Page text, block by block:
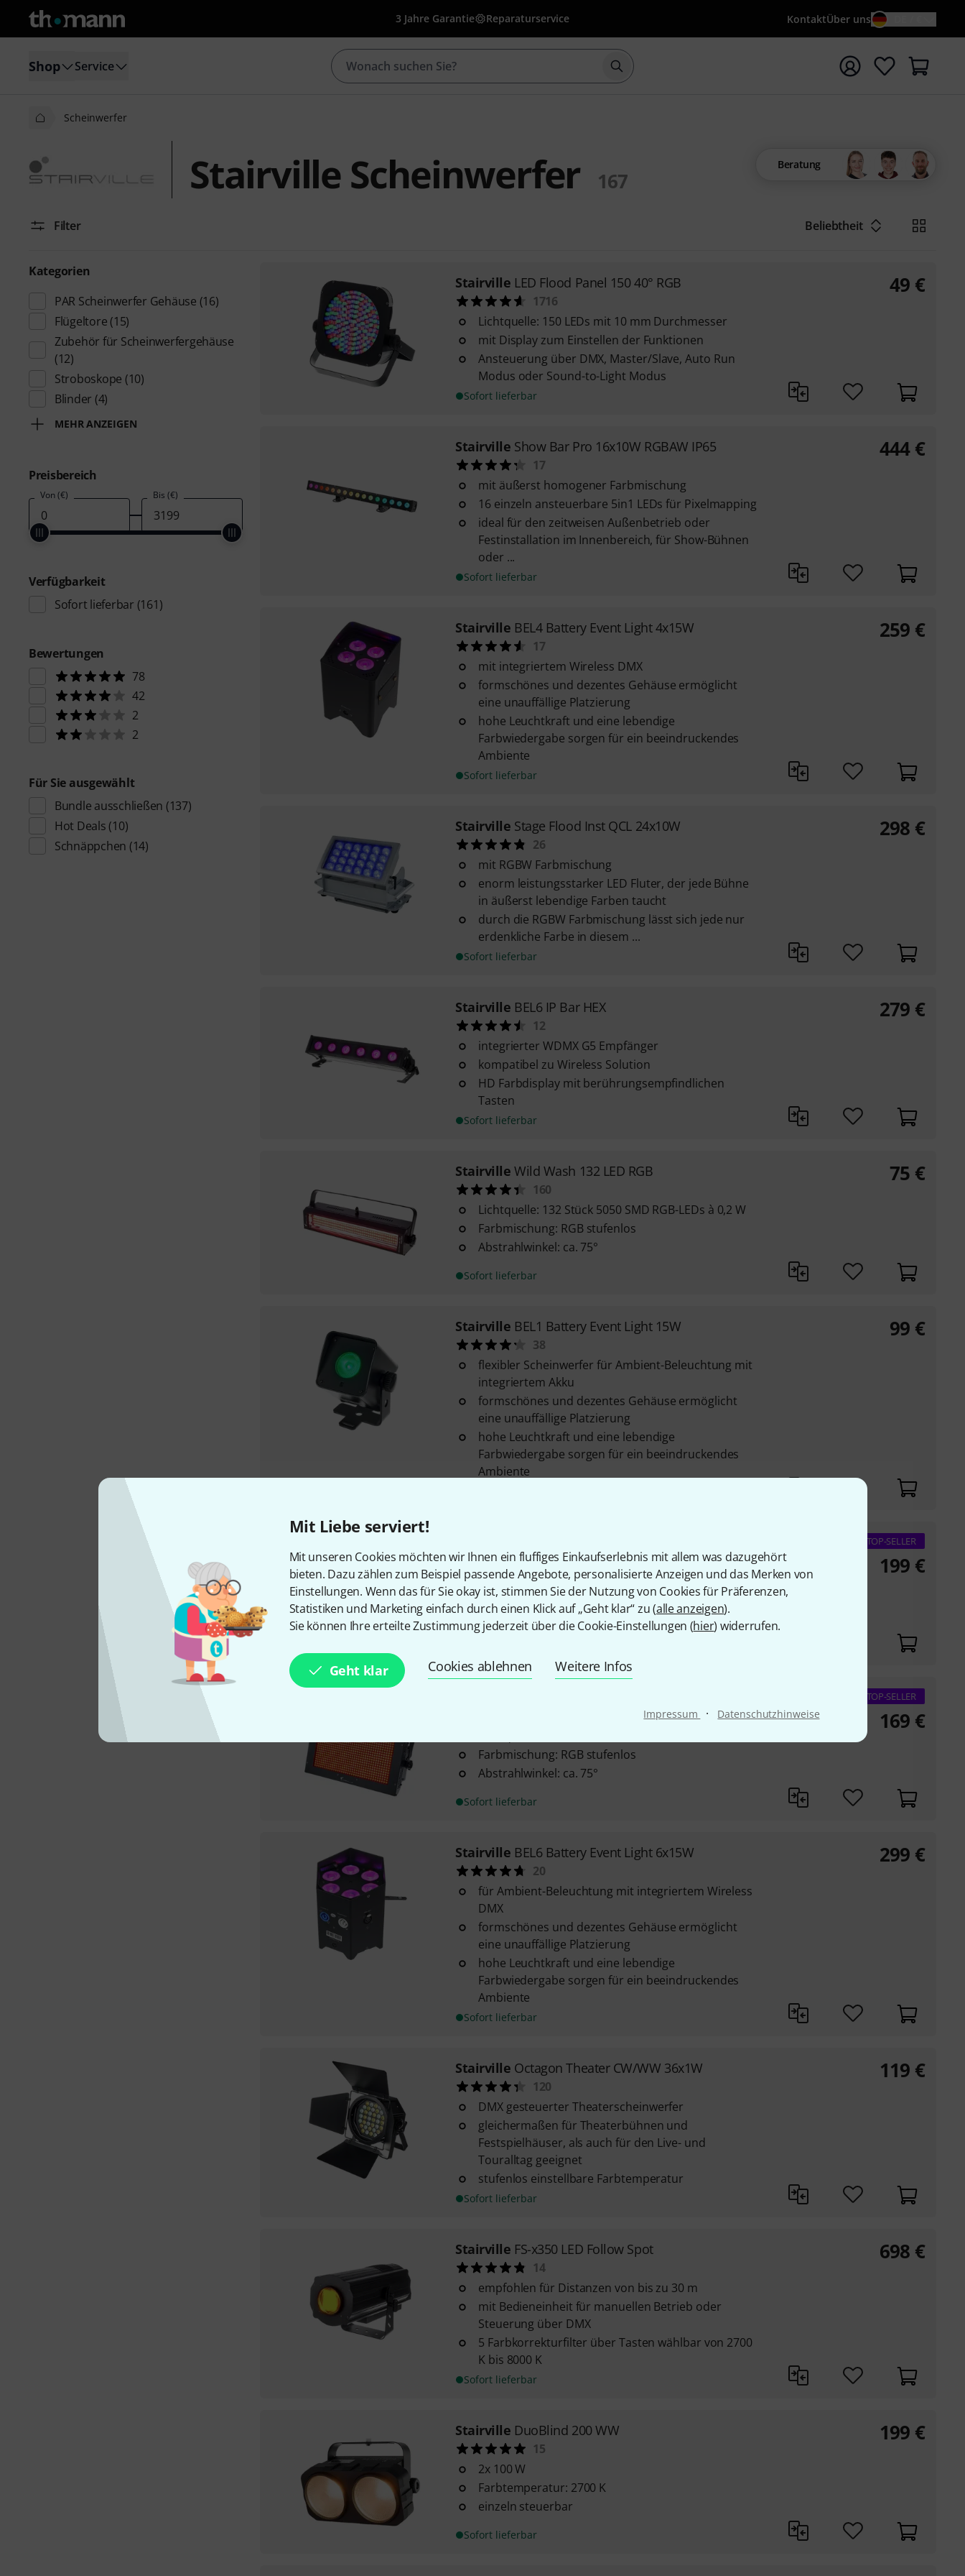
Mit Liebe serviert!
Mit unseren Cookies möchten wir Ihnen ein fluffiges Einkaufserlebnis mit allem was dazugehört
bieten. Dazu zählen zum Beispiel passende Angebote, personalisierte Anzeigen und das Merken von
Einstellungen. Wenn das für Sie okay ist, stimmen Sie der Nutzung von Cookies für Präferenzen,
Statistiken und Marketing einfach durch einen Klick auf „Geht klar“ zu (alle anzeigen).
Sie können Ihre erteilte Zustimmung jederzeit über die Cookie-Einstellungen (hier) widerrufen.
Geht klar Cookies ablehnen Weitere Infos
Impressum · Datenschutzhinweise
3 Jahre Garantie Reparaturservice KontaktÜber uns
Shop Service Suche mit Suchwort {searchTerm} starten
Scheinwerfer
Stairville Scheinwerfer 167
Beratung
Filter Beliebtheit
Kategorien
PAR Scheinwerfer Gehäuse (16)
Flügeltore (15)
Zubehör für Scheinwerfergehäuse
(12)
Stroboskope (10)
Blinder (4)
MEHR ANZEIGEN
Preisbereich
Von (€) Bis (€)
Verfügbarkeit
Sofort lieferbar (161)
Bewertungen
78
42
2
2
Für Sie ausgewählt
Bundle ausschließen (137)
Hot Deals (10)
Schnäppchen (14)
Stairville LED Flood Panel 150 40° RGB
1716
Lichtquelle: 150 LEDs mit 10 mm Durchmesser
mit Display zum Einstellen der Funktionen
Ansteuerung über DMX, Master/Slave, Auto Run
Modus oder Sound-to-Light Modus
Sofort lieferbar
49 €
Stairville Show Bar Pro 16x10W RGBAW IP65
17
mit äußerst homogener Farbmischung
16 einzeln ansteuerbare 5in1 LEDs für Pixelmapping
ideal für den zeitweisen Außenbetrieb oder
Festinstallation im Innenbereich, für Show-Bühnen
oder ...
Sofort lieferbar
444 €
Stairville BEL4 Battery Event Light 4x15W
17
mit integriertem Wireless DMX
formschönes und dezentes Gehäuse ermöglicht
eine unauffällige Platzierung
hohe Leuchtkraft und eine lebendige
Farbwiedergabe sorgen für ein beeindruckendes
Ambiente
Sofort lieferbar
259 €
Stairville Stage Flood Inst QCL 24x10W
26
mit RGBW Farbmischung
enorm leistungsstarker LED Fluter, der jede Bühne
in äußerst lebendige Farben taucht
durch die RGBW Farbmischung lässt sich jede nur
erdenkliche Farbe in diesem ...
Sofort lieferbar
298 €
Stairville BEL6 IP Bar HEX
12
integrierter WDMX G5 Empfänger
kompatibel zu Wireless Solution
HD Farbdisplay mit berührungsempfindlichen
Tasten
Sofort lieferbar
279 €
Stairville Wild Wash 132 LED RGB
160
Lichtquelle: 132 Stück 5050 SMD RGB-LEDs à 0,2 W
Farbmischung: RGB stufenlos
Abstrahlwinkel: ca. 75°
Sofort lieferbar
75 €
Stairville BEL1 Battery Event Light 15W
38
flexibler Scheinwerfer für Ambient-Beleuchtung mit
integriertem Akku
formschönes und dezentes Gehäuse ermöglicht
eine unauffällige Platzierung
hohe Leuchtkraft und eine lebendige
Farbwiedergabe sorgen für ein beeindruckendes
Ambiente
99 €
34
Lichtquelle: 648 Stück 0,2 W SMD RGB LEDs
Farbmischung: RGB stufenlos
Abstrahlwinkel: ca. 75°
TOP-SELLER
199 €
Farbmischung: RGB stufenlos
Abstrahlwinkel: ca. 75°
Sofort lieferbar
TOP-SELLER
169 €
Stairville BEL6 Battery Event Light 6x15W
20
für Ambient-Beleuchtung mit integriertem Wireless
DMX
formschönes und dezentes Gehäuse ermöglicht
eine unauffällige Platzierung
hohe Leuchtkraft und eine lebendige
Farbwiedergabe sorgen für ein beeindruckendes
Ambiente
Sofort lieferbar
299 €
Stairville Octagon Theater CW/WW 36x1W
120
DMX gesteuerter Theaterscheinwerfer
gleichermaßen für Theaterbühnen und
Festspielhäuser, als auch für den Live- und
Touralltag geeignet
stufenlos einstellbare Farbtemperatur
Sofort lieferbar
119 €
Stairville FS-x350 LED Follow Spot
14
empfohlen für Distanzen von bis zu 30 m
mit Bedieneinheit für manuellen Betrieb oder
Steuerung über DMX
5 Farbkorrekturfilter über Tasten wählbar von 2700
K bis 8000 K
Sofort lieferbar
698 €
Stairville DuoBlind 200 WW
15
2x 100 W
Farbtemperatur: 2700 K
einzeln steuerbar
Sofort lieferbar
199 €